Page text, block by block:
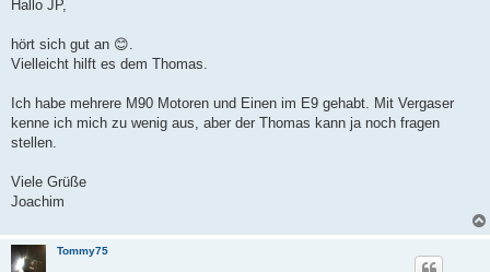
a
Hallo JP,
hört sich gut an 😊.
Vielleicht hilft es dem Thomas.
Ich habe mehrere M90 Motoren und Einen im E9 gehabt. Mit Vergaser
kenne ich mich zu wenig aus, aber der Thomas kann ja noch fragen
stellen.
Viele Grüße
Joachim
Tommy75